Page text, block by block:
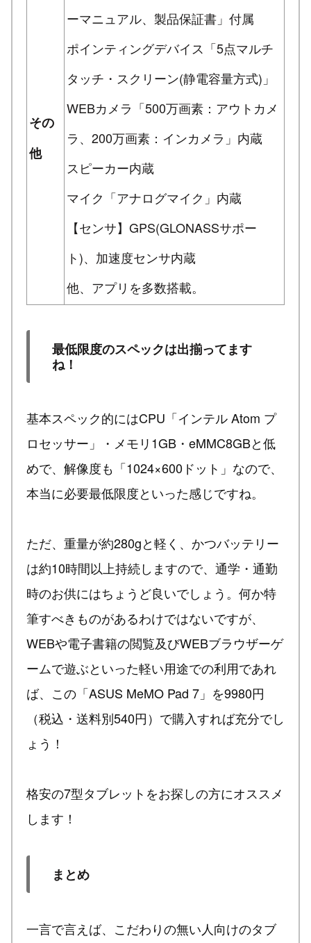
その
他
ーマニュアル、製品保証書」付属
ポインティングデバイス「5点マルチ
タッチ・スクリーン(静電容量方式)」
WEBカメラ「500万画素：アウトカメ
ラ、200万画素：インカメラ」内蔵
スピーカー内蔵
マイク「アナログマイク」内蔵
【センサ】GPS(GLONASSサポー
ト)、加速度センサ内蔵
他、アプリを多数搭載。
最低限度のスペックは出揃ってます
ね！
基本スペック的にはCPU「インテル Atom プ
ロセッサー」・メモリ1GB・eMMC8GBと低
めで、解像度も「1024×600ドット」なので、
本当に必要最低限度といった感じですね。
ただ、重量が約280gと軽く、かつバッテリー
は約10時間以上持続しますので、通学・通勤
時のお供にはちょうど良いでしょう。何か特
筆すべきものがあるわけではないですが、
WEBや電子書籍の閲覧及びWEBブラウザーゲ
ームで遊ぶといった軽い用途での利用であれ
ば、この「ASUS MeMO Pad 7」を9980円
（税込・送料別540円）で購入すれば充分でし
ょう！
格安の7型タブレットをお探しの方にオススメ
します！
まとめ
一言で言えば、こだわりの無い人向けのタブ